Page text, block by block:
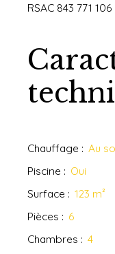
RSAC 843 771
Chauffage : Au
Piscine : Oui
Surface : 123 m²
Pièces : 6
Chambres : 4